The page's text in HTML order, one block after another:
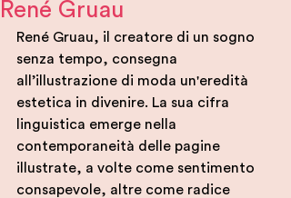
René Gruau
René Gruau, il creatore di un sogno
senza tempo, consegna
all’illustrazione di moda un'eredità
estetica in divenire. La sua cifra
linguistica emerge nella
contemporaneità delle pagine
illustrate, a volte come sentimento
consapevole, altre come radice